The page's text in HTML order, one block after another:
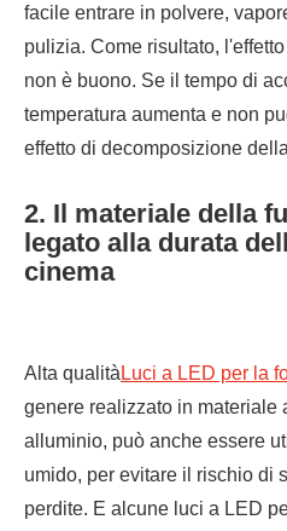
facile entrare in polvere,
pulizia. Come risultato,
non è buono. Se il tempo di
temperatura aumenta e non
effetto di decomposizione
2. Il materiale della
legato alla durata
cinema
Alta qualità Luci a LED per la
genere realizzato in materiale
alluminio, può anche essere
umido, per evitare il rischio di
perdite. E alcune luci a LED